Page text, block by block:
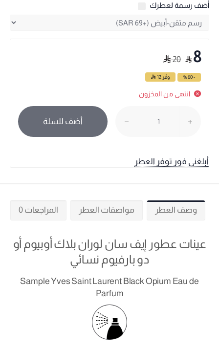
أضف رسمة لعطرك
8
20
- 60 % وفّر 12
انتهى من المخزون
أضف للسلة
أبلغني فور توفر العطر
وصف العطر مواصفات العطر المراجعات 0
عينات عطور إيف سان لوران بلاك أوبيوم أو
دو بارفيوم نسائي
Sample Yves Saint Laurent Black Opium Eau de
Parfum